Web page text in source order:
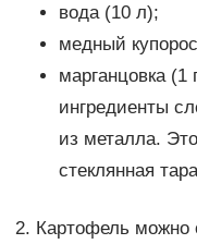
вода (10 л);
медный
марганцовка
ингредиенты
из металла.
стеклянная
2. Картофель можно